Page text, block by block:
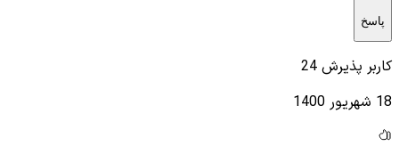
پاسخ
کاربر پذیرش 24
18 شهریور 1400